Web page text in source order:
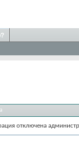
отключена